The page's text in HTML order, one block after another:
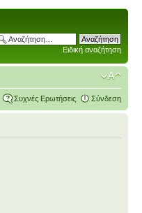
Ειδική αναζήτηση
Συχνές Ερωτήσεις Σύνδεση